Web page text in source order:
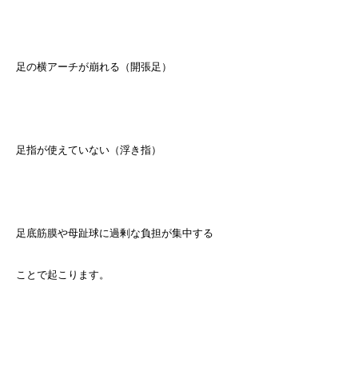
足の横アーチが崩れる（開張足）
足指が使えていない（浮き指）
足底筋膜や母趾球に過剰な負担が集中する
ことで起こります。